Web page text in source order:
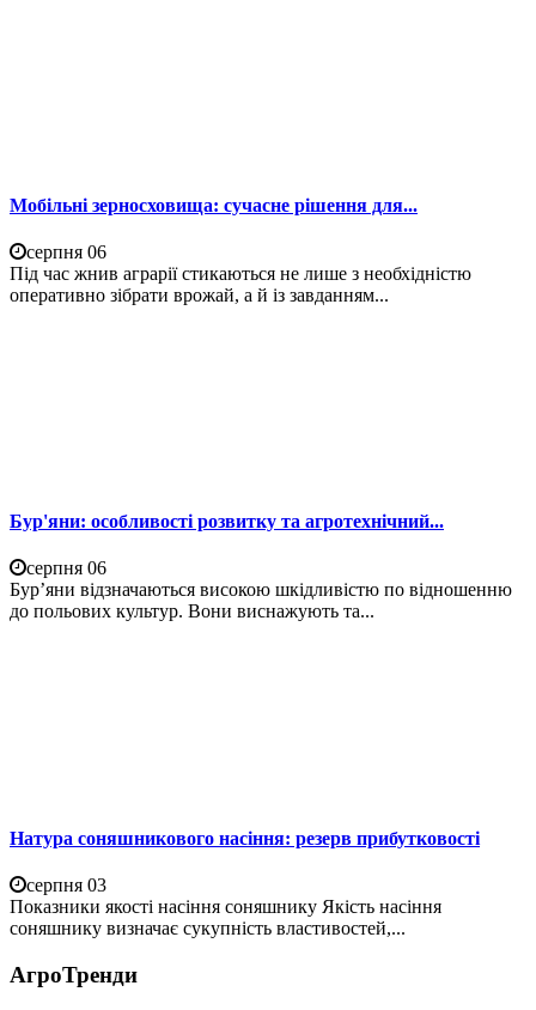
Мобільні зерносховища: сучасне рішення для...
серпня 06
Під час жнив аграрії стикаються не лише з необхідністю
оперативно зібрати врожай, а й із завданням...
Бур'яни: особливості розвитку та агротехнічний...
серпня 06
Бур’яни відзначаються високою шкідливістю по відношенню
до польових культур. Вони виснажують та...
Натура соняшникового насіння: резерв прибутковості
серпня 03
Показники якості насіння соняшнику Якість насіння
соняшнику визначає сукупність властивостей,...
АгроТренди